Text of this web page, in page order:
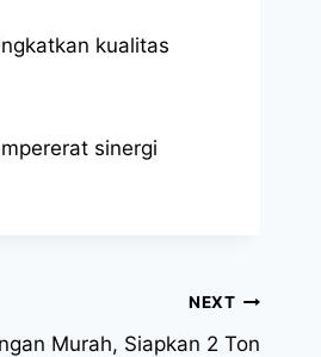
kualitas
sinergi
NEXT
Murah, Siapkan 2 Ton